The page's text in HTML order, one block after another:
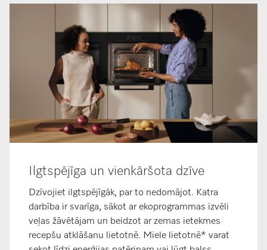
Ilgtspējīga un vienkāršota dzīve
Dzīvojiet ilgtspējīgāk, par to nedomājot. Katra
darbība ir svarīga, sākot ar ekoprogrammas izvēli
veļas žāvētājam un beidzot ar zemas ietekmes
recepšu atklāšanu lietotnē. Miele lietotnē* varat